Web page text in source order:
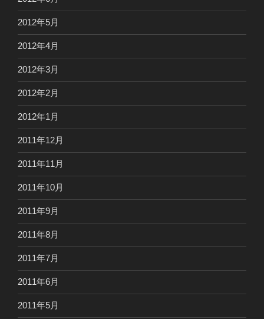
2012年5月
2012年4月
2012年3月
2012年2月
2012年1月
2011年12月
2011年11月
2011年10月
2011年9月
2011年8月
2011年7月
2011年6月
2011年5月